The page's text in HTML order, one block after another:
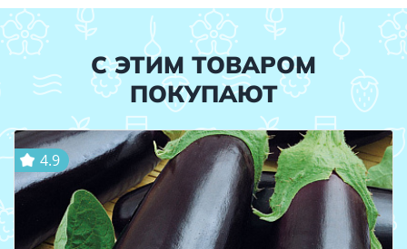
С ЭТИМ ТОВАРОМ
ПОКУПАЮТ
4.9